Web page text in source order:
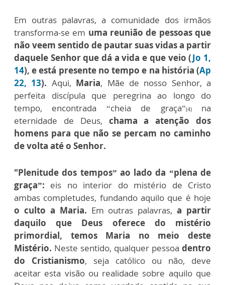
Em outras palavras, a comunidade dos irmãos
transforma-se em uma reunião de pessoas que
não veem sentido de pautar suas vidas a partir
daquele Senhor que dá a vida e que veio (Jo 1,
14), e está presente no tempo e na história (Ap
22, 13). Aqui, Maria, Mãe de nosso Senhor, a
perfeita discípula que peregrina ao longo do
tempo, encontrada “cheia de graça”(4)na
eternidade de Deus, chama a atenção dos
homens para que não se percam no caminho
de volta até o Senhor.
"Plenitude dos tempos” ao lado da “plena de
graça”: eis no interior do mistério de Cristo
ambas completudes, fundando aquilo que é hoje
o culto a Maria. Em outras palavras, a partir
daquilo que Deus oferece do mistério
primordial, temos Maria no meio deste
Mistério. Neste sentido, qualquer pessoa dentro
do Cristianismo, seja católico ou não, deve
aceitar esta visão ou realidade sobre aquilo que